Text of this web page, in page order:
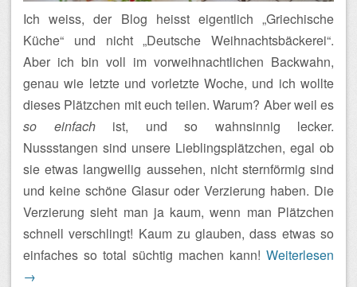
Ich weiss, der Blog heisst eigentlich „Griechische
Küche“ und nicht „Deutsche Weihnachtsbäckerei“.
Aber ich bin voll im vorweihnachtlichen Backwahn,
genau wie letzte und vorletzte Woche, und ich wollte
dieses Plätzchen mit euch teilen. Warum? Aber weil es
so einfachist, und so wahnsinnig lecker.
Nussstangen sind unsere Lieblingsplätzchen, egal ob
sie etwas langweilig aussehen, nicht sternförmig sind
und keine schöne Glasur oder Verzierung haben. Die
Verzierung sieht man ja kaum, wenn man Plätzchen
schnell verschlingt! Kaum zu glauben, dass etwas so
einfaches so total süchtig machen kann! Weiterlesen
→